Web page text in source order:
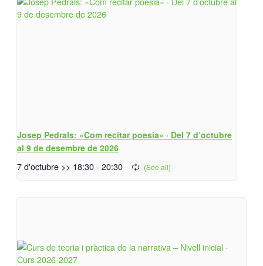
Josep Pedrals: «Com recitar poesia» · Del 7 d’octubre
al 9 de desembre de 2026
7 d'octubre >> 18:30- 20:30